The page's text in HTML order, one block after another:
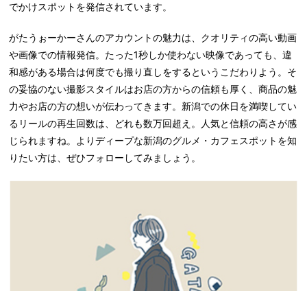
でかけスポットを発信されています。
がたうぉーかーさんのアカウントの魅力は、クオリティの高い動画
や画像での情報発信。たった1秒しか使わない映像であっても、違
和感がある場合は何度でも撮り直しをするというこだわりよう。そ
の妥協のない撮影スタイルはお店の方からの信頼も厚く、商品の魅
力やお店の方の想いが伝わってきます。新潟での休日を満喫してい
るリールの再生回数は、どれも数万回超え。人気と信頼の高さが感
じられますね。よりディープな新潟のグルメ・カフェスポットを知
りたい方は、ぜひフォローしてみましょう。